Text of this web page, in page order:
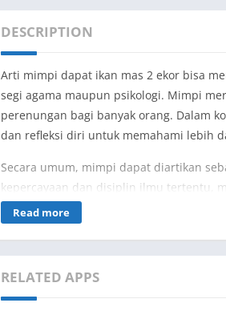
DESCRIPTION
Arti mimpi dapat ikan mas 2 ekor bisa
segi agama maupun psikologi. Mimpi
perenungan bagi banyak orang. Dalam
dan refleksi diri untuk memahami lebih
Secara umum, mimpi dapat diartikan
kepercayaan dan disiplin ilmu tertentu,
bisa dipahami maksudnya. Mimpi dapat
dalam mimpi tersebut.
Pertanda Baik atau Buruk?
Mimpi dapat ikan mas 2 ekor menurut
Read more
RELATED APPS